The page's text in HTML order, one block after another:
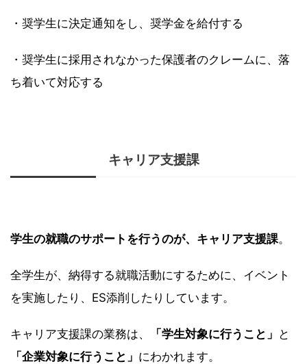
・奨学生に決定通知をし、奨学金を給付する
・奨学生に採用されなかった保護者のクレームに、落
ち着いて対応する
キャリア支援課
学生の就職のサポートを行うのが、キャリア支援課。
全学生が、納得する就職活動にするために、イベント
を実施したり、ES添削したりしています。
キャリア支援課の業務は、 「学生対象に行うこと」 と
「企業対象に行うこと」 にわかれます。